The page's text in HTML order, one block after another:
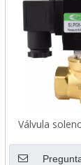
Válvula
diámetro